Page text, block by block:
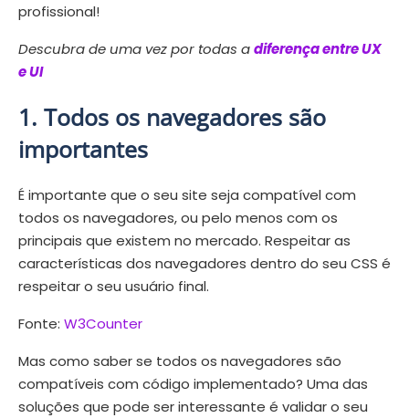
profissional!
Descubra de uma vez por todas adiferença entre UX
e UI
1. Todos os navegadores são
importantes
É importante que o seu site seja compatível com
todos os navegadores, ou pelo menos com os
principais que existem no mercado. Respeitar as
características dos navegadores dentro do seu CSS é
respeitar o seu usuário final.
Fonte: W3Counter
Mas como saber se todos os navegadores são
compatíveis com código implementado? Uma das
soluções que pode ser interessante é validar o seu